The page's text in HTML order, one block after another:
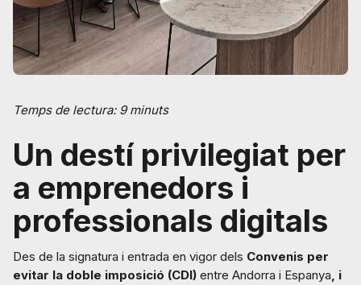
Temps de lectura: 9 minuts
Un destí privilegiat per
a emprenedors i
professionals digitals
Des de la signatura i entrada en vigor dels Convenis per
evitar la doble imposició (CDI) entre Andorra i Espanya, i